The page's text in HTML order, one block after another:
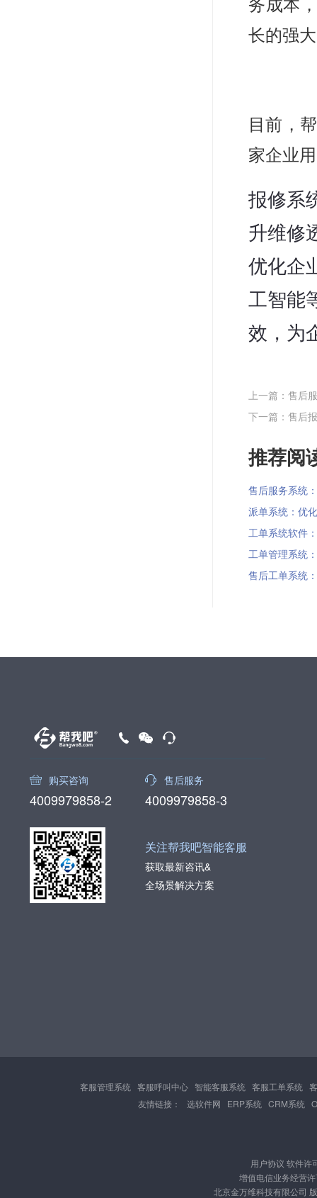
长的强
目前，
家企业
报修系
升维修
优化企
工智能
效，为
上一篇：售后
下一篇：售后
推荐阅
售后服务系统
派单系统：优
工单系统软件
工单管理系统
售后工单系统
购买咨询
4009979858-2
售后服务
4009979858-3
关注帮我吧智能客服
获取最新咨讯&
全场景解决方案
客服管理系统 客服呼叫中心 智能客服系统 客服工单系统
友情链接：
选软件网 ERP系统 CRM系统
用户协议 软件许
增值电信业务经营
北京金万维科技有限公司